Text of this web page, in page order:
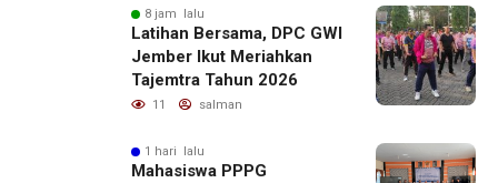
8 jam lalu
Latihan Bersama, DPC GWI
Jember Ikut Meriahkan
Tajemtra Tahun 2026
11 salman
1 hari lalu
Mahasiswa PPPG